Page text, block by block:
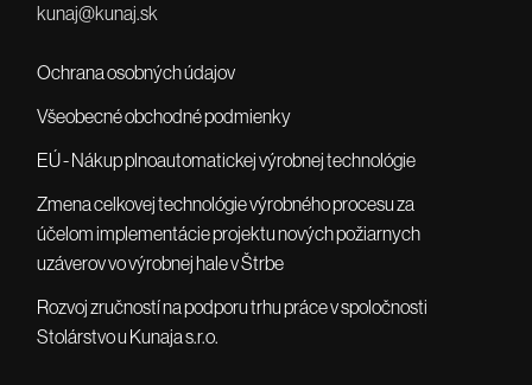
kunaj@kunaj.sk
Ochrana osobných údajov
Všeobecné obchodné podmienky
EÚ - Nákup plnoautomatickej výrobnej technológie
Zmena celkovej technológie výrobného procesu za
účelom implementácie projektu nových požiarnych
uzáverov vo výrobnej hale v Štrbe
Rozvoj zručností na podporu trhu práce v spoločnosti
Stolárstvo u Kunaja s.r.o.